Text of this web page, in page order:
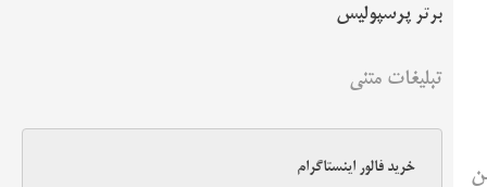
برتر پرسپولیس
تبلیغات متنی
خرید فالور اینستاگرام